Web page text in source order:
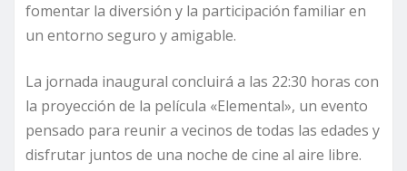
fomentar la diversión y la participación familiar en
un entorno seguro y amigable.
La jornada inaugural concluirá a las 22:30 horas con
la proyección de la película «Elemental», un evento
pensado para reunir a vecinos de todas las edades y
disfrutar juntos de una noche de cine al aire libre.